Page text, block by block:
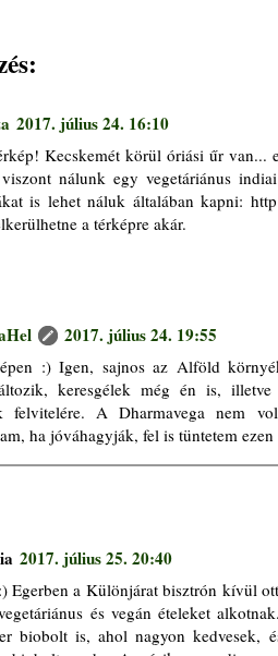
2017. július 24. 16:10
Kecskemét körül óriási űr van...
nálunk egy vegetáriánus
is lehet náluk általában kapni:
a térképre akár.
2017. július 24. 19:55
:) Igen, sajnos az Alföld
keresgélek még én is,
felvitelére. A Dharmavega nem
ha jóváhagyják, fel is tüntetem
2017. július 25. 20:40
Egerben a Különjárat bisztrón kívül
és vegán ételeket
biobolt is, ahol nagyon kedvesek,